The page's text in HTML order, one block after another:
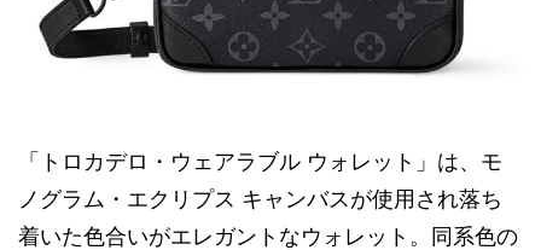
「トロカデロ・ウェアラブル ウォレット」は、モ
ノグラム・エクリプス キャンバスが使用され落ち
着いた色合いがエレガントなウォレット。同系色の